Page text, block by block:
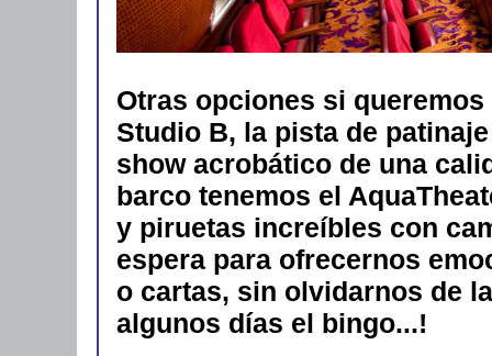
Otras opciones si
Studio B, la pista de
show acrobático de una
barco tenemos el
y piruetas increíbles con
espera para ofrecernos
o cartas, sin olvidarnos de
algunos días el bingo...!